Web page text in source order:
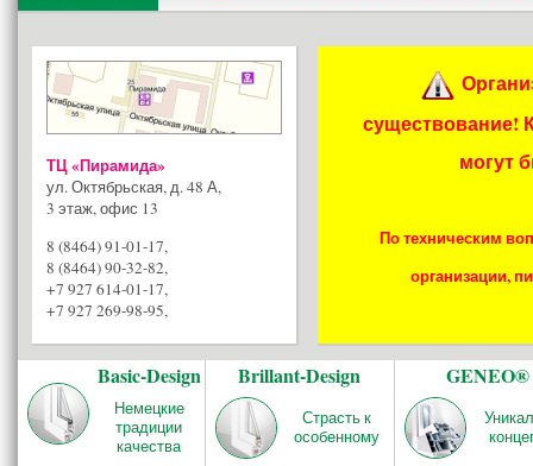
ТЦ «Пирамида»
ул. Октябрьская, д. 48 А,
3 этаж, офис 13
8 (8464) 91-01-17,
8 (8464) 90-32-82,
+7 927 614-01-17,
+7 927 269-98-95,
существование!
могут
По техническим
организации,
Basic-Design
Немецкие
традиции
качества
Brillant-Design
Страсть к
особенному
GENEO®